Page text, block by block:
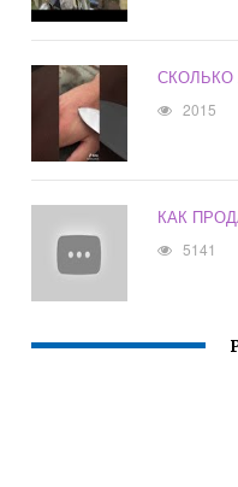
2015
КАК
5141